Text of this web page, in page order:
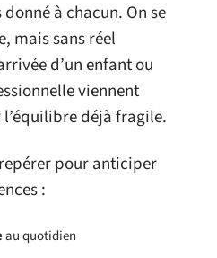
à chacun. On se
mais sans réel
d’un enfant ou
viennent
déjà fragile.
pour anticiper
:
au quotidien